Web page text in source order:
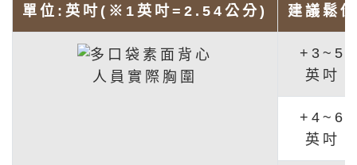
單位:英吋(※1英吋=2.54公分) 建議鬆份
人員實際胸圍
+3~5
英吋
+4~6
英吋